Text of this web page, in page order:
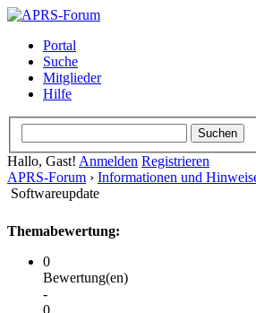
Portal
Suche
Mitglieder
Hilfe
Hallo, Gast! Anmelden Registrieren
APRS-Forum › Informationen und
Softwareupdate
Themabewertung:
0
Bewertung(en)
-
0